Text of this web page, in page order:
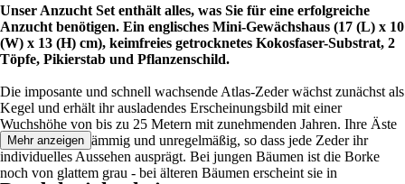
Unser Anzucht Set enthält alles, was Sie für eine erfolgreiche
Anzucht benötigen. Ein englisches Mini-Gewächshaus (17 (L) x 10
(W) x 13 (H) cm), keimfreies getrocknetes Kokosfaser-Substrat, 2
Töpfe, Pikierstab und Pflanzenschild.
Die imposante und schnell wachsende Atlas-Zeder wächst zunächst als
Kegel und erhält ihr ausladendes Erscheinungsbild mit einer
Wuchshöhe von bis zu 25 Metern mit zunehmenden Jahren. Ihre Äste
wachsen mehrstämmig und unregelmäßig, so dass jede Zeder ihr
individuelles Aussehen ausprägt. Bei jungen Bäumen ist die Borke
noch von glattem grau - bei älteren Bäumen erscheint sie in
Mehr anzeigen